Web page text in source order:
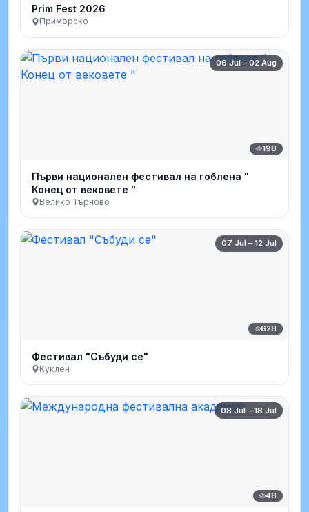
Prim Fest 2026
Приморско
06 Jul – 02 Aug
198
Първи национален фестивал на гоблена "
Конец от вековете "
Велико Търново
07 Jul – 12 Jul
628
Фестивал "Събуди се"
Куклен
08 Jul – 18 Jul
48